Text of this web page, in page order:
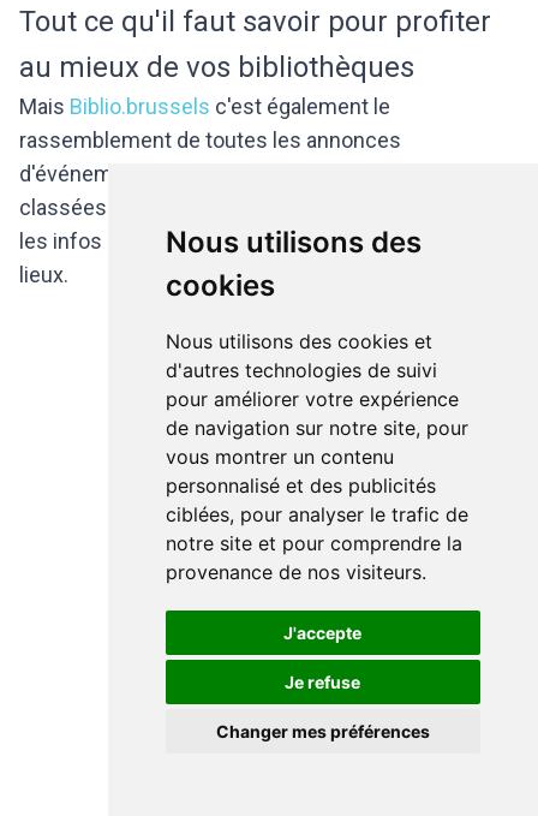
Nous utilisons des
cookies
Nous utilisons des cookies et
d'autres technologies de suivi
pour améliorer votre expérience
de navigation sur notre site, pour
vous montrer un contenu
personnalisé et des publicités
ciblées, pour analyser le trafic de
notre site et pour comprendre la
provenance de nos visiteurs.
J'accepte
Je refuse
Changer mes préférences
Tout ce qu'il faut savoir pour profiter
au mieux de vos bibliothèques
Mais Biblio.brussels c'est également le
rassemblement de toutes les annonces
d'événements des biblothèques de la Région
classées selon leur public cible, ainsi quer toutes
les infos pratiques pour utiliser au mieux chaque
lieux.